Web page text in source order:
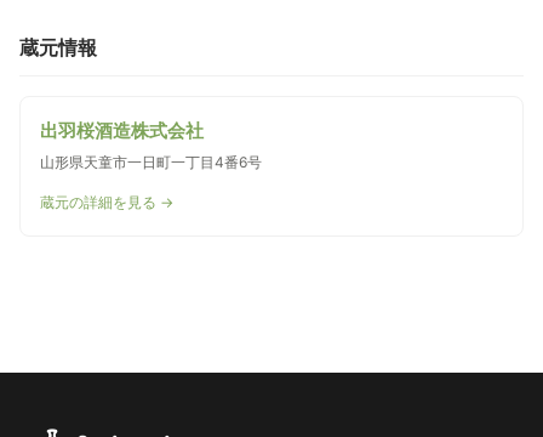
蔵元情報
出羽桜酒造株式会社
山形県天童市一日町一丁目4番6号
蔵元の詳細を見る →